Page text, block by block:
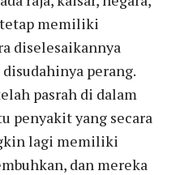
tetap memiliki
diselesaikannya
perang.
pasrah di dalam
penyakit yang secara
lagi memiliki
dan mereka